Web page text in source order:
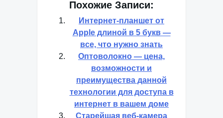
Похожие Записи:
Интернет-планшет от
Apple длиной в 5 букв —
все, что нужно знать
Оптоволокно — цена,
возможности и
преимущества данной
технологии для доступа в
интернет в вашем доме